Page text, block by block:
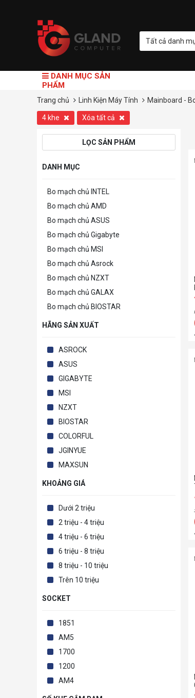
Tất cả danh
DANH MỤC SẢN
PHẨM
Trang chủ Linh Kiện Máy Tính Mainboard -
4 khe Xóa tất cả
LỌC SẢN PHẨM
DANH MỤC
Bo mạch chủ INTEL
Bo mạch chủ AMD
Bo mạch chủ ASUS
Bo mạch chủ Gigabyte
Bo mạch chủ MSI
Bo mạch chủ Asrock
Bo mạch chủ NZXT
Bo mạch chủ GALAX
Bo mạch chủ BIOSTAR
HÃNG SẢN XUẤT
ASROCK
ASUS
GIGABYTE
MSI
NZXT
BIOSTAR
COLORFUL
JGINYUE
MAXSUN
KHOẢNG GIÁ
Dưới 2 triệu
2 triệu - 4 triệu
4 triệu - 6 triệu
6 triệu - 8 triệu
8 triệu - 10 triệu
Trên 10 triệu
SOCKET
1851
AM5
1700
1200
AM4